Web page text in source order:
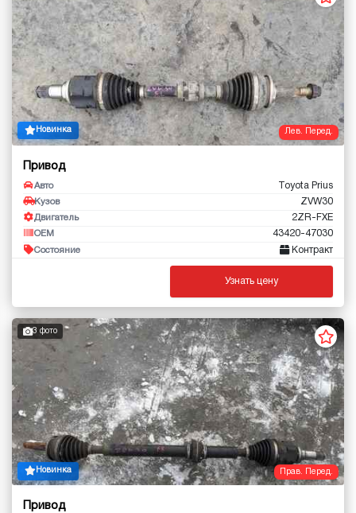
Лев. Перед.
Новинка
Привод
Авто Toyota Prius
Кузов ZVW30
Двигатель 2ZR-FXE
OEM 43420-47030
Состояние Контракт
Узнать цену
Прав. Перед.
3 фото
Новинка
Привод